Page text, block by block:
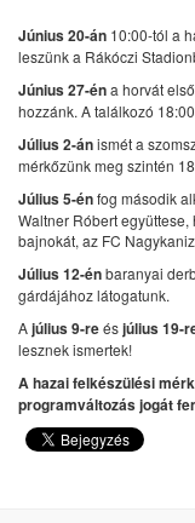
Június 20-án 10:00-tól a
leszünk a Rákóczi
Június 27-éna horvát
hozzánk. A találkozó
Július 2-ánismét a
mérkőzünk meg szintén
Július 5-énfog második
Waltner Róbert
bajnokát, az FC
Július 12-énbaranyai
gárdájához látogatunk.
Ajúlius 9-reésjúlius 19-
lesznek ismertek!
A hazai felkészülési
programváltozás jogát